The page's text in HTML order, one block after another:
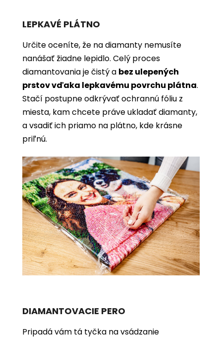
LEPKAVÉ PLÁTNO
Určite oceníte, že na diamanty nemusíte
nanášať žiadne lepidlo. Celý proces
diamantovania je čistý a bez ulepených
prstov vďaka lepkavému povrchu plátna.
Stačí postupne odkrývať ochrannú fóliu z
miesta, kam chcete práve ukladať diamanty,
a vsadiť ich priamo na plátno, kde krásne
priľnú.
DIAMANTOVACIE PERO
Pripadá vám tá tyčka na vsádzanie